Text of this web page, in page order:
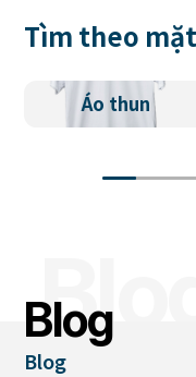
Tìm theo
Áo thun
Blog
Blog
Blog